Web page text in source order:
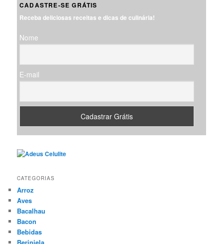
u
a
CADASTRE-SE GRÁTIS
Receba deliciosas receitas e dicas de culinária!
Nome
E-mail
CATEGORIAS
Arroz
Aves
Bacalhau
Bacon
Bebidas